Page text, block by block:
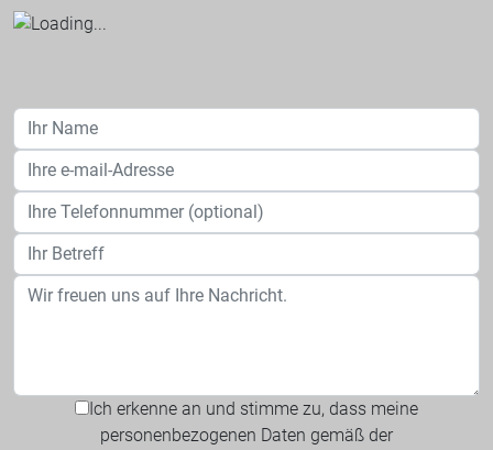
Ich erkenne an und stimme zu, dass meine
personenbezogenen Daten gemäß der